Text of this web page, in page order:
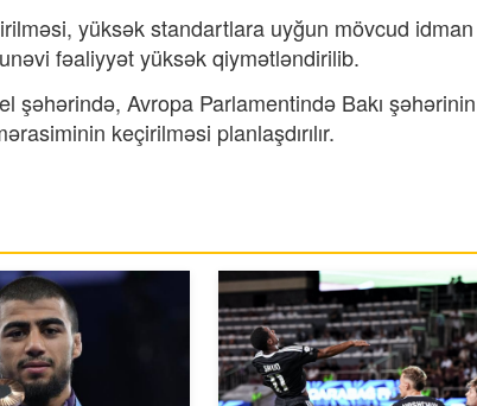
yüksək standartlara uyğun mövcud idman
fəaliyyət yüksək qiymətləndirilib.
şəhərində, Avropa Parlamentində Bakı şəhərinin
keçirilməsi planlaşdırılır.